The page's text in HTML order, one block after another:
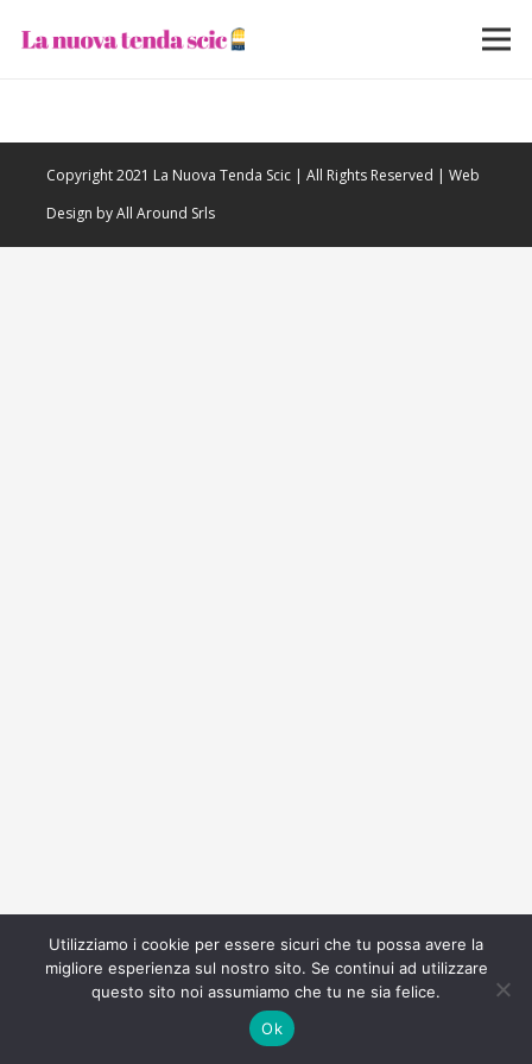
Copyright 2021 La Nuova Tenda Scic | All Rights Reserved | Web
Design by All Around Srls
Utilizziamo i cookie per essere sicuri che tu possa avere la
migliore esperienza sul nostro sito. Se continui ad utilizzare
questo sito noi assumiamo che tu ne sia felice.
Ok